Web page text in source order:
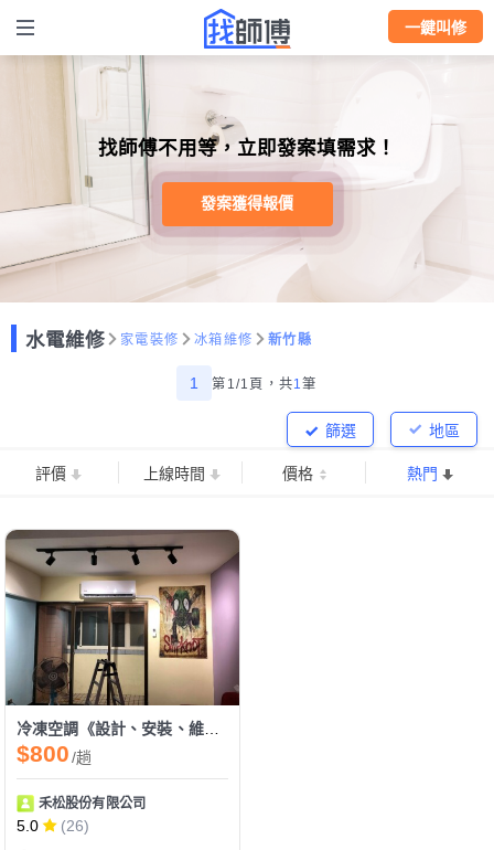
一鍵叫修
找師傅不用等，立即發案填需求！
發案獲得報價
水電維修 家電裝修 冰箱維修 新竹縣
1 第1/1頁， 共1筆
地區
篩選
評價 上線時間 價格 熱門
冷凍空調《設計、安裝、維修、保養》
$800/趟
禾松股份有限公司
5.0
(26)